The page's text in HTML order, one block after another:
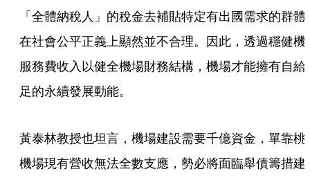
「全體納稅人」的稅金去補貼特定有出國需求的群體
在社會公平正義上顯然並不合理。因此，透過穩健機
服務費收入以健全機場財務結構，機場才能擁有自給
足的永續發展動能。
黃泰林教授也坦言，機場建設需要千億資金，單靠桃
機場現有營收無法全數支應，勢必將面臨舉債籌措建